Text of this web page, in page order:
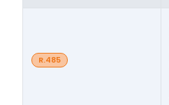
R.485